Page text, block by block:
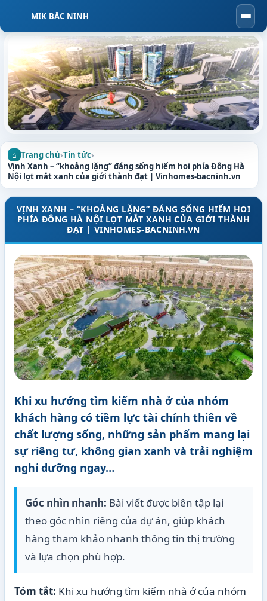
MIK BẮC NINH
Trang chủ›Tin tức›
Vịnh Xanh – “khoảng lặng” đáng sống hiếm hoi phía Đông Hà
Nội lọt mắt xanh của giới thành đạt | Vinhomes-bacninh.vn
VỊNH XANH – “KHOẢNG LẶNG” ĐÁNG SỐNG HIẾM HOI
PHÍA ĐÔNG HÀ NỘI LỌT MẮT XANH CỦA GIỚI THÀNH
ĐẠT | VINHOMES-BACNINH.VN
Khi xu hướng tìm kiếm nhà ở của nhóm
khách hàng có tiềm lực tài chính thiên về
chất lượng sống, những sản phẩm mang lại
sự riêng tư, không gian xanh và trải nghiệm
nghỉ dưỡng ngay…
Góc nhìn nhanh: Bài viết được biên tập lại
theo góc nhìn riêng của dự án, giúp khách
hàng tham khảo nhanh thông tin thị trường
và lựa chọn phù hợp.
Tóm tắt: Khi xu hướng tìm kiếm nhà ở của nhóm